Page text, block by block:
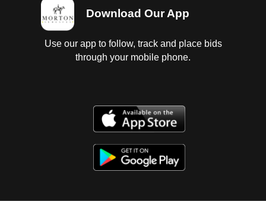
Download Our App
Use our app to follow, track and place bids
through your mobile phone.